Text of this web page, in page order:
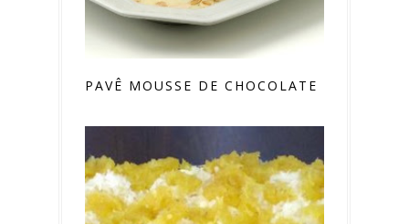
PAVÊ MOUSSE DE CHOCOLATE